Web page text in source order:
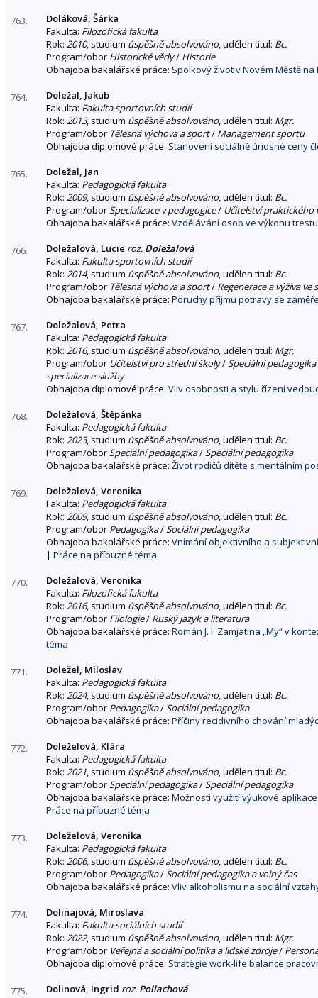
763.
Doláková, Šárka
Fakulta: Filozofická fakulta
Rok: 2010, studium úspěšně absolvováno, udělen titul: Bc.
Program/obor Historické vědy/ Historie
Obhajoba bakalářské práce: Spolkový život v Novém Městě
764.
Doležal, Jakub
Fakulta: Fakulta sportovních studií
Rok: 2013, studium úspěšně absolvováno, udělen titul: Mgr.
Program/obor Tělesná výchova a sport/ Management sportu
Obhajoba diplomové práce: Stanovení sociálně únosné ceny
765.
Doležal, Jan
Fakulta: Pedagogická fakulta
Rok: 2009, studium úspěšně absolvováno, udělen titul: Bc.
Program/oborSpecializace v pedagogice/ Učitelství praktického
Obhajoba bakalářské práce: Vzdělávání osob ve výkonu
766. Doležalová, Lucie roz. Doležalová
Fakulta: Fakulta sportovních studií
Rok: 2014, studium úspěšně absolvováno, udělen titul: Bc.
Program/obor Tělesná výchova a sport/ Regenerace a výživa ve
Obhajoba bakalářské práce: Poruchy příjmu potravy se
767.
Doležalová, Petra
Fakulta: Pedagogická fakulta
Rok: 2016, studium úspěšně absolvováno, udělen titul: Mgr.
Program/obor Učitelství pro střední školy/Speciální
specializace služby
Obhajoba diplomové práce: Vliv osobnosti a stylu řízení
768.
Doležalová, Štěpánka
Fakulta: Pedagogická fakulta
Rok: 2023, studium úspěšně absolvováno, udělen titul: Bc.
Program/oborSpeciální pedagogika/Speciální pedagogika
Obhajoba bakalářské práce: Život rodičů dítěte s mentálním
769.
Doležalová, Veronika
Fakulta: Pedagogická fakulta
Rok: 2009, studium úspěšně absolvováno, udělen titul: Bc.
Program/obor Pedagogika/Sociální pedagogika
Obhajoba bakalářské práce: Vnímání objektivního a
| Práce na příbuzné téma
770.
Doležalová, Veronika
Fakulta: Filozofická fakulta
Rok: 2016, studium úspěšně absolvováno, udělen titul: Bc.
Program/obor Filologie/ Ruský jazyk a literatura
Obhajoba bakalářské práce: Román J. I. Zamjatina „My“ v
téma
771.
Doležel, Miloslav
Fakulta: Pedagogická fakulta
Rok: 2024, studium úspěšně absolvováno, udělen titul: Bc.
Program/obor Pedagogika/Sociální pedagogika
Obhajoba bakalářské práce: Příčiny recidivního chování
772.
Doleželová, Klára
Fakulta: Pedagogická fakulta
Rok: 2021, studium úspěšně absolvováno, udělen titul: Bc.
Program/oborSpeciální pedagogika/Speciální pedagogika
Obhajoba bakalářské práce: Možnosti využití výukové
Práce na příbuzné téma
773.
Doleželová, Veronika
Fakulta: Pedagogická fakulta
Rok: 2006, studium úspěšně absolvováno, udělen titul: Bc.
Program/obor Pedagogika/Sociální pedagogika a volný čas
Obhajoba bakalářské práce: Vliv alkoholismu na sociální
774.
Dolinajová, Miroslava
Fakulta: Fakulta sociálních studií
Rok: 2022, studium úspěšně absolvováno, udělen titul: Mgr.
Program/obor Veřejná a sociální politika a lidské zdroje/
Obhajoba diplomové práce: Stratégie work-life balance
775. Dolinová, Ingrid roz. Pollachová